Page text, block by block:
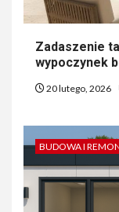
Zadaszenie
wypoczynek
20 lutego, 2026
BUDOWA I